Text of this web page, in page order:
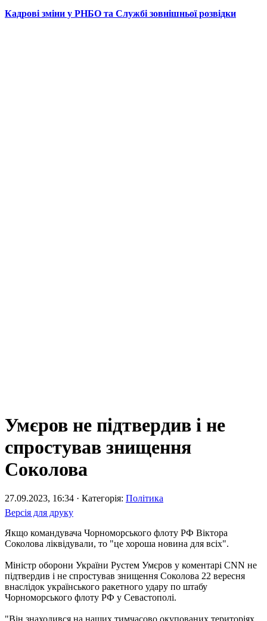
Кадрові зміни у РНБО та Службі зовнішньої розвідки
Умєров не підтвердив і не
спростував знищення
Соколова
27.09.2023, 16:34 · Категорія: Політика
Версія для друку
Якщо командувача Чорноморського флоту РФ Віктора
Соколова ліквідували, то "це хороша новина для всіх".
Міністр оборони України Рустем Умєров у коментарі CNN не
підтвердив і не спростував знищення Соколова 22 вересня
внаслідок українського ракетного удару по штабу
Чорноморського флоту РФ у Севастополі.
"Він знаходився на наших тимчасово окупованих територіях.